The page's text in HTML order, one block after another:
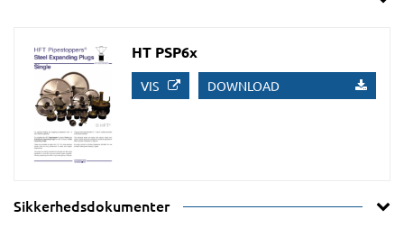
HT PSP6x
VIS DOWNLOAD
Sikkerhedsdokumenter